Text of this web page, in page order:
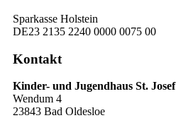
Sparkasse Holstein
DE23 2135 2240 0000 0075 00
Kontakt
Kinder- und Jugendhaus St. Josef
Wendum 4
23843 Bad Oldesloe